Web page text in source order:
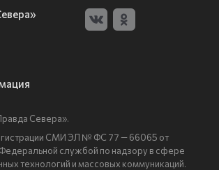
Севера».
СМИ ЭЛ № ФС 77 — 66065 от
службой по надзору в сфере
технологий и массовых коммуникаций.